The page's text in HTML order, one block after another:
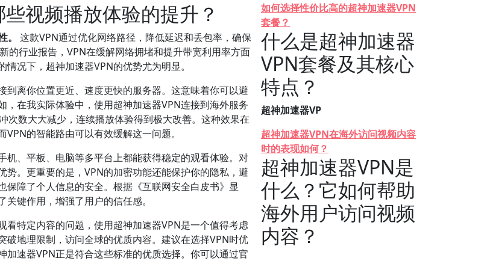
视频播放体验的提升？
这款VPN通过优化网络路径，降低延迟和丢包率，确保
的行业报告，VPN在缓解网络拥堵和提升带宽利用率方面
况下，超神加速器VPN的优势尤为明显。
离你位置更近、速度更快的服务器。这意味着你可以避
在我实际体验中，使用超神加速器VPN连接到海外服务
数大大减少，连续播放体验得到极大改善。这种效果在
的智能路由可以有效缓解这一问题。
、平板、电脑等多平台上都能获得稳定的观看体验。对
。更重要的是，VPN的加密功能还能保护你的隐私，避
障了个人信息的安全。根据《互联网安全白皮书》显
键作用，增强了用户的信任感。
特定内容的问题，使用超神加速器VPN是一个值得考虑
地理限制，访问全球的优质内容。建议在选择VPN时优
速器VPN正是符合这些标准的优质选择。你可以通过官
如何选择性价比高的超神加速器VPN
套餐？
什么是超神加速器
VPN套餐及其核心
特点？
超神加速器VP
超神加速器VPN在海外访问视频内容
时的表现如何？
超神加速器VPN是
什么？它如何帮助
海外用户访问视频
内容？